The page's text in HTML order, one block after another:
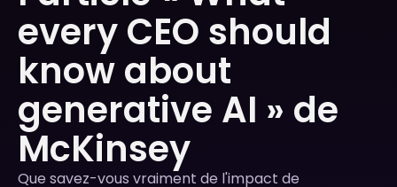
every CEO should
know about
generative AI » de
McKinsey
Que savez-vous vraiment de l'impact de